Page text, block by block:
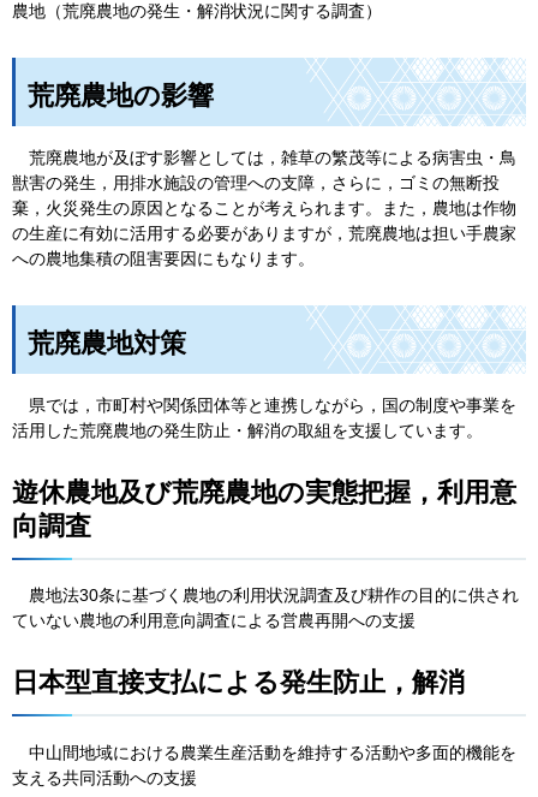
農地（荒廃農地の発生・解消状況に関する調査）
荒廃農地の影響
荒廃農地が及ぼす影響としては，雑草の繁茂等による病害虫・鳥
獣害の発生，用排水施設の管理への支障，さらに，ゴミの無断投
棄，火災発生の原因となることが考えられます。また，農地は作物
の生産に有効に活用する必要がありますが，荒廃農地は担い手農家
への農地集積の阻害要因にもなります。
荒廃農地対策
県では，市町村や関係団体等と連携しながら，国の制度や事業を
活用した荒廃農地の発生防止・解消の取組を支援しています。
遊休農地及び荒廃農地の実態把握，利用意
向調査
農地法30条に基づく農地の利用状況調査及び耕作の目的に供され
ていない農地の利用意向調査による営農再開への支援
日本型直接支払による発生防止，解消
中山間地域における農業生産活動を維持する活動や多面的機能を
支える共同活動への支援